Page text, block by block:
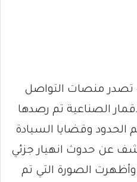
تصدر منصات التواصل
الصناعية تم رصدها
وقضايا السيادة
عن حدوث انهيار جزئي
وأظهرت الصورة التي تم